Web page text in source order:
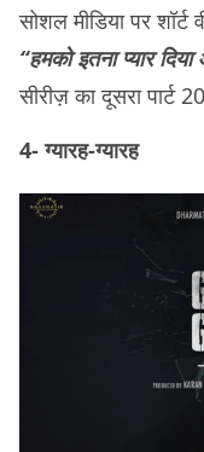
सोशल मीडिया पर शॉर्ट
“हमको इतना प्यार
सीरीज़ का दूसरा पार्ट
4- ग्यारह-ग्यारह